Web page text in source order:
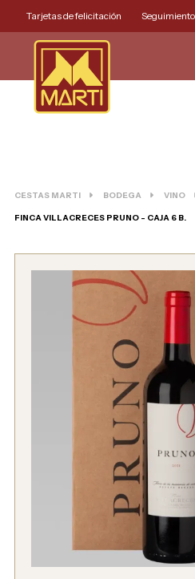
Tarjetas de felicitación
CESTAS MARTI BODEGA VINO
FINCA VILLACRECES PRUNO - CAJA 6 B.